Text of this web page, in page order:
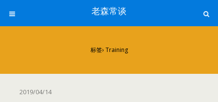
老森常谈
标签› Training
2019/04/14